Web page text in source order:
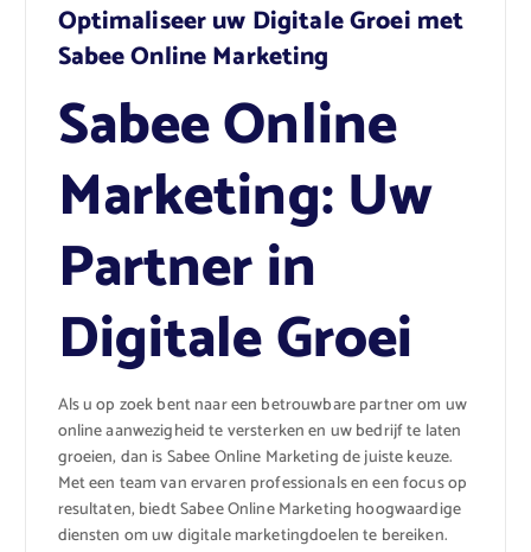
Optimaliseer uw Digitale Groei met
Sabee Online Marketing
Sabee Online
Marketing: Uw
Partner in
Digitale Groei
Als u op zoek bent naar een betrouwbare partner om uw
online aanwezigheid te versterken en uw bedrijf te laten
groeien, dan is Sabee Online Marketing de juiste keuze.
Met een team van ervaren professionals en een focus op
resultaten, biedt Sabee Online Marketing hoogwaardige
diensten om uw digitale marketingdoelen te bereiken.